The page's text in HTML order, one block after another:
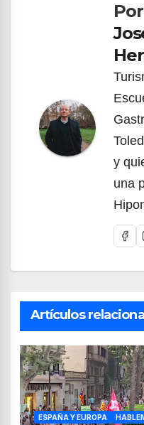
entradasPor
y
una
Artículos
ESPAÑA Y EUROPA